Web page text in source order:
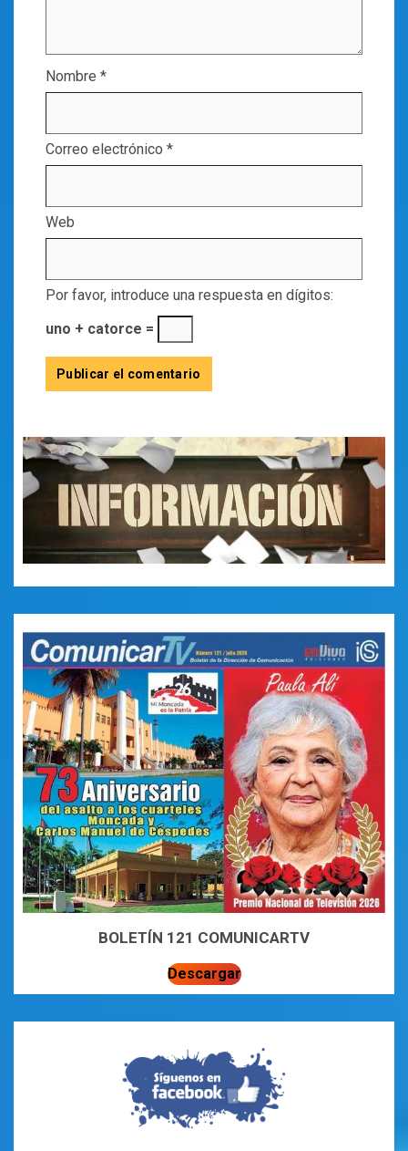
Nombre *
Correo electrónico *
Web
Por favor, introduce una respuesta en dígitos:
uno + catorce =
BOLETÍN 121 COMUNICARTV
Descargar